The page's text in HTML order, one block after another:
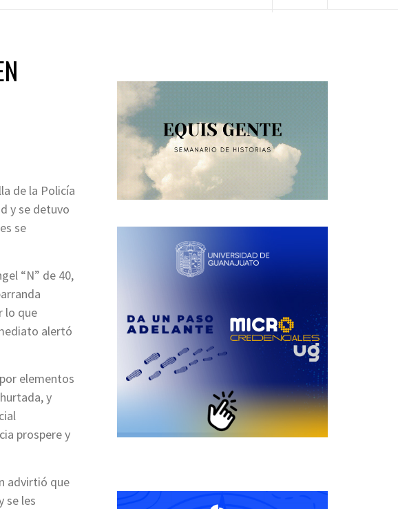
de la Policía
y se detuvo
se
“N” de 40,
lo que
alertó
elementos
y
prospere y
advirtió que
se les